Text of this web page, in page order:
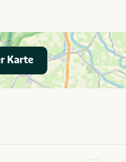
Wandelroutes
Bootverhuur
Karte